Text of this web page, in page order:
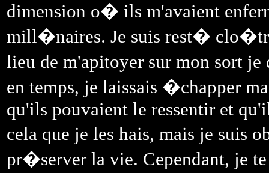
dimension o� ils m'avaient
mill�naires. Je suis rest�
lieu de m'apitoyer sur mon sort
en temps, je laissais �chapper
qu'ils pouvaient le ressentir et
cela que je les hais, mais je
pr�server la vie. Cependant, je